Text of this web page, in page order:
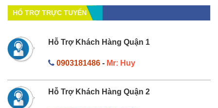
HỔ TRỢ TRỰC TUYẾN
Hỗ Trợ Khách Hàng Quận 1
0903181486- Mr: Huy
Hỗ Trợ Khách Hàng Quận 2